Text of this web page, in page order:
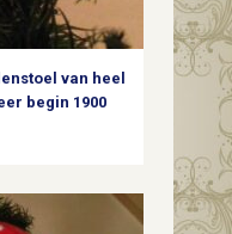
van heel
begin 1900